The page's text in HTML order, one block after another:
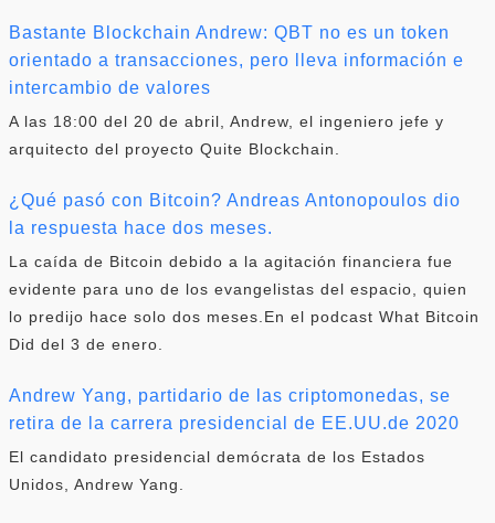
Bastante Blockchain Andrew: QBT no es un token
orientado a transacciones, pero lleva información e
intercambio de valores
A las 18:00 del 20 de abril, Andrew, el ingeniero jefe y
arquitecto del proyecto Quite Blockchain.
¿Qué pasó con Bitcoin? Andreas Antonopoulos dio
la respuesta hace dos meses.
La caída de Bitcoin debido a la agitación financiera fue
evidente para uno de los evangelistas del espacio, quien
lo predijo hace solo dos meses.En el podcast What Bitcoin
Did del 3 de enero.
Andrew Yang, partidario de las criptomonedas, se
retira de la carrera presidencial de EE.UU.de 2020
El candidato presidencial demócrata de los Estados
Unidos, Andrew Yang.